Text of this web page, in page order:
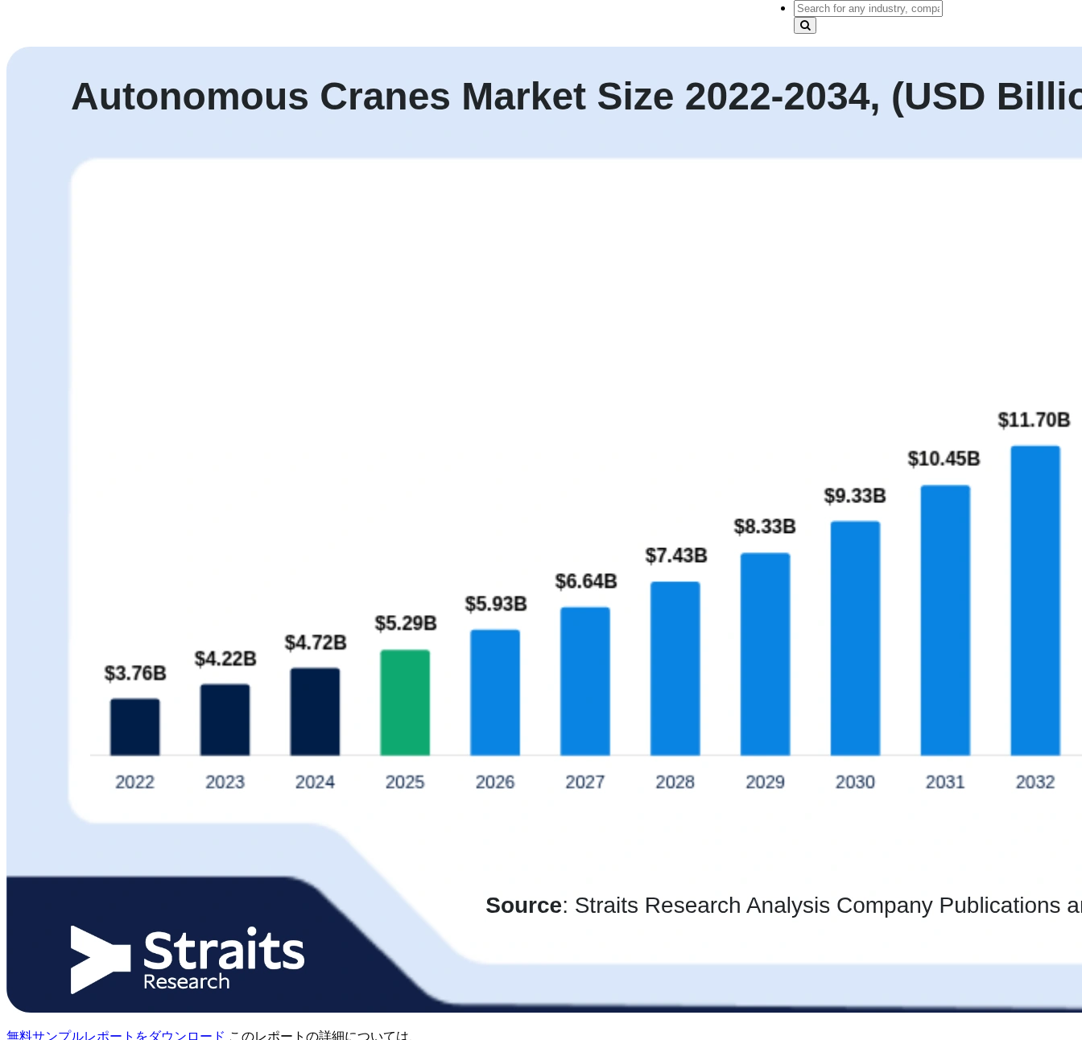
無料サンプルレポートをダウンロード このレポートの詳細については、